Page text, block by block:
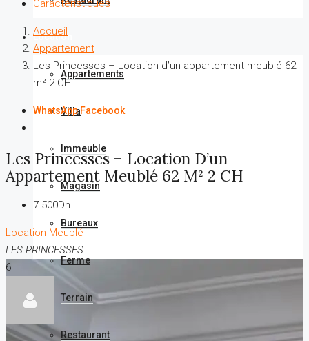
Location
Appartements
Villa
Immeuble
Magasin
Bureaux
Ferme
Terrain
Restaurant
Caractéristiques
Accueil
Appartement
Les Princesses – Location d’un appartement meublé 62
m² 2 CH
WhatsApp Facebook
Les Princesses – Location D’un
Appartement Meublé 62 M² 2 CH
7.500Dh
Location Meublé
LES PRINCESSES
6